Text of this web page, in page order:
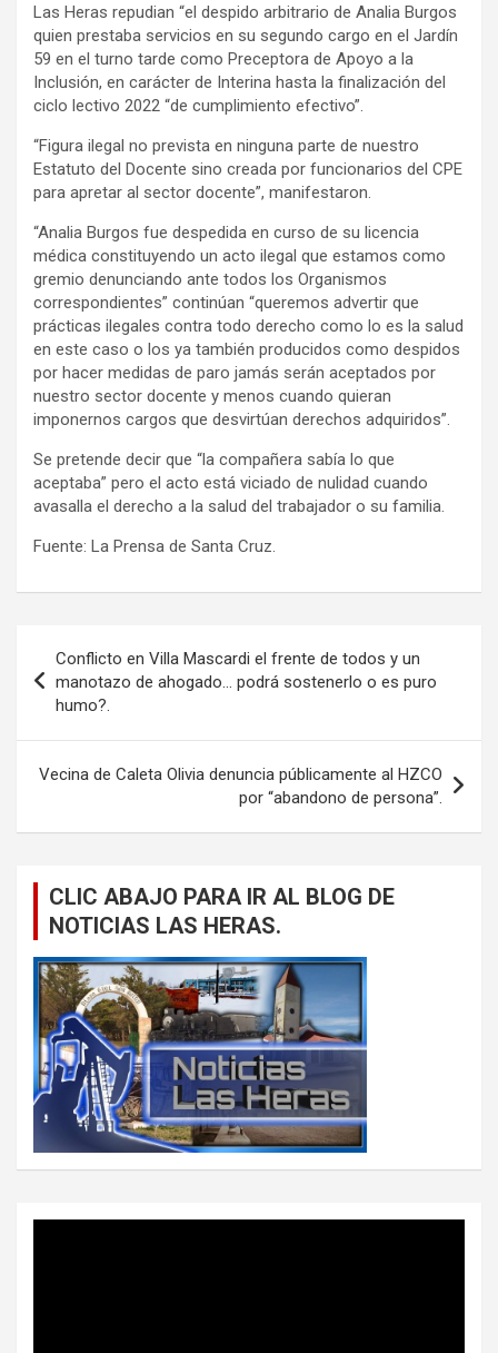
Las Heras repudian “el despido arbitrario de Analia Burgos
quien prestaba servicios en su segundo cargo en el Jardín
59 en el turno tarde como Preceptora de Apoyo a la
Inclusión, en carácter de Interina hasta la finalización del
ciclo lectivo 2022 “de cumplimiento efectivo”.
“Figura ilegal no prevista en ninguna parte de nuestro
Estatuto del Docente sino creada por funcionarios del CPE
para apretar al sector docente”, manifestaron.
“Analia Burgos fue despedida en curso de su licencia
médica constituyendo un acto ilegal que estamos como
gremio denunciando ante todos los Organismos
correspondientes” continúan “queremos advertir que
prácticas ilegales contra todo derecho como lo es la salud
en este caso o los ya también producidos como despidos
por hacer medidas de paro jamás serán aceptados por
nuestro sector docente y menos cuando quieran
imponernos cargos que desvirtúan derechos adquiridos”.
Se pretende decir que “la compañera sabía lo que
aceptaba” pero el acto está viciado de nulidad cuando
avasalla el derecho a la salud del trabajador o su familia.
Fuente: La Prensa de Santa Cruz.
de
entradas
Conflicto en Villa Mascardi el frente de todos y un
manotazo de ahogado… podrá sostenerlo o es puro
humo?.
Vecina de Caleta Olivia denuncia públicamente al HZCO
por “abandono de persona”.
CLIC ABAJO PARA IR AL BLOG DE
NOTICIAS LAS HERAS.